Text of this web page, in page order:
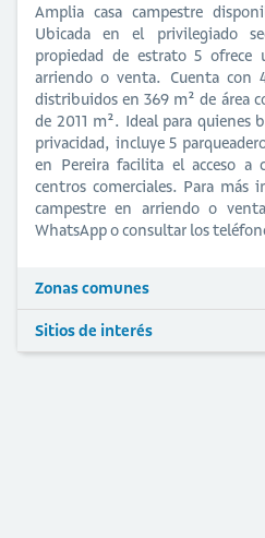
Amplia casa campestre
Ubicada en el privilegiado
propiedad de estrato 5 ofrece
arriendo o venta. Cuenta con
distribuidos en 369 m² de área
de 2011 m². Ideal para quienes
privacidad, incluye 5
en Pereira facilita el acceso a
centros comerciales. Para más
campestre en arriendo o
WhatsApp o consultar los
Zonas comunes
Sitios de interés